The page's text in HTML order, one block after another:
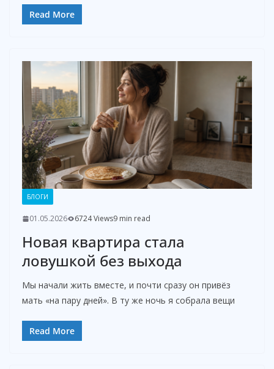
Read More
БЛОГИ
01.05.2026 6724 Views9 min read
Новая квартира стала
ловушкой без выхода
Мы начали жить вместе, и почти сразу он привёз
мать «на пару дней». В ту же ночь я собрала вещи
Read More